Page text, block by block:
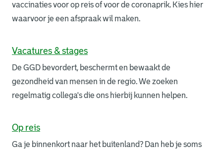
vaccinaties voor op reis of voor de coronaprik. Kies hier
waarvoor je een afspraak wil maken.
Vacatures & stages
De GGD bevordert, beschermt en bewaakt de
gezondheid van mensen in de regio. We zoeken
regelmatig collega's die ons hierbij kunnen helpen.
Op reis
Ga je binnenkort naar het buitenland? Dan heb je soms